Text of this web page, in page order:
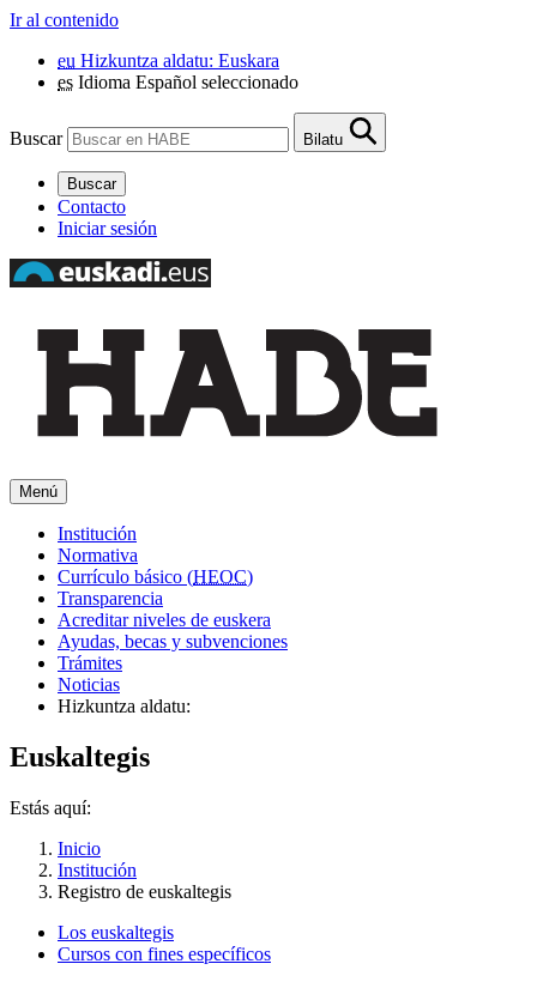
Ir al contenido
eu Hizkuntza aldatu: Euskara
es Idioma Español seleccionado
Buscar Bilatu
Buscar
Contacto
Iniciar sesión
Menú
Institución
Normativa
Currículo básico (HEOC)
Transparencia
Acreditar niveles de euskera
Ayudas, becas y subvenciones
Trámites
Noticias
Hizkuntza aldatu:
Euskaltegis
Estás aquí:
Inicio
Institución
Registro de euskaltegis
Los euskaltegis
Cursos con fines específicos